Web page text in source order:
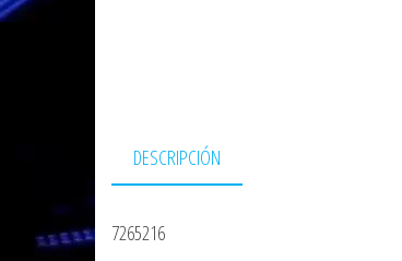
DESCRIPCIÓN
7265216